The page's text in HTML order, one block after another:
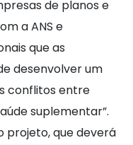
de planos e
a ANS e
que as
desenvolver um
conflitos entre
suplementar”.
projeto, que deverá